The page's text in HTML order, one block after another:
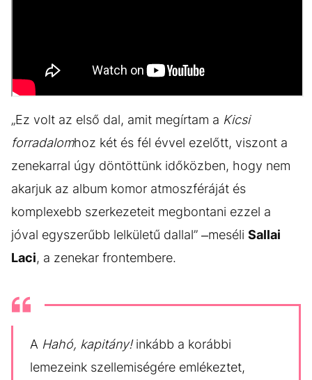
„Ez volt az első dal, amit megírtam a Kicsi
forradalomhoz két és fél évvel ezelőtt, viszont a
zenekarral úgy döntöttünk időközben, hogy nem
akarjuk az album komor atmoszféráját és
komplexebb szerkezeteit megbontani ezzel a
jóval egyszerűbb lelkületű dallal” –meséli Sallai
Laci, a zenekar frontembere.
A Hahó, kapitány!inkább a korábbi
lemezeink szellemiségére emlékeztet,